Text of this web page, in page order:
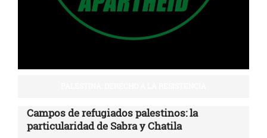
Campos de refugiados palestinos: la
particularidad de Sabra y Chatila